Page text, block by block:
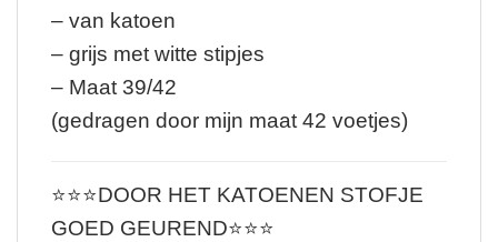
– van katoen
– grijs met witte stipjes
– Maat 39/42
(gedragen door mijn maat 42 voetjes)
⭐️⭐️⭐️DOOR HET KATOENEN STOFJE
GOED GEUREND⭐️⭐️⭐️